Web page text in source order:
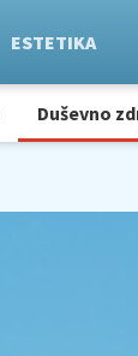
ESTETIKA
Duševno